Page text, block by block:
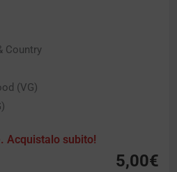
Country
(VG)
Acquistalo subito!
5,00€